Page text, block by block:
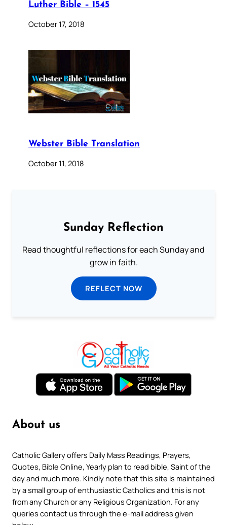
Luther Bible – 1545
October 17, 2018
Webster Bible Translation
October 11, 2018
Sunday Reflection
Read thoughtful reflections for each Sunday and
grow in faith.
REFLECT NOW
About us
Catholic Gallery offers Daily Mass Readings, Prayers,
Quotes, Bible Online, Yearly plan to read bible, Saint of the
day and much more. Kindly note that this site is maintained
by a small group of enthusiastic Catholics and this is not
from any Church or any Religious Organization. For any
queries contact us through the e-mail address given